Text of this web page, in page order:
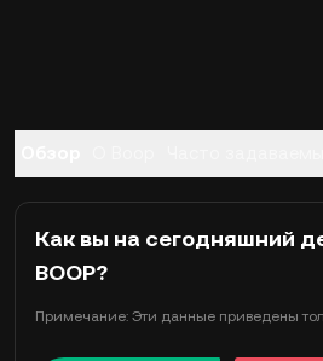
Как вы на сегодняшний
BOOP?
Примечание: Эти данные приведены